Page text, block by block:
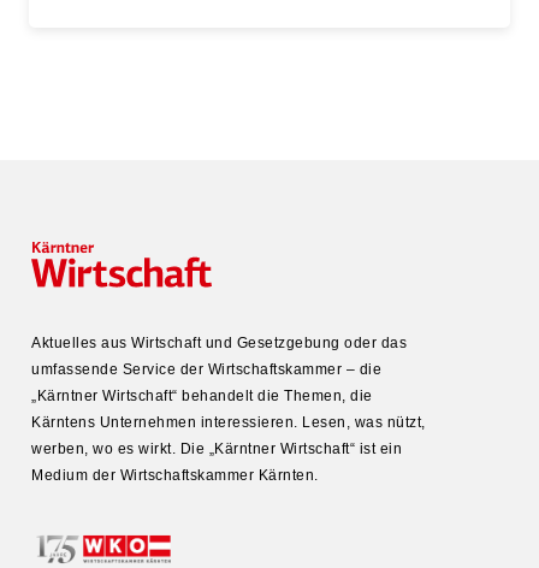
Aktuelles aus Wirtschaft und Gesetz­gebung oder das
umfas­sende Service der Wirtschafts­kammer – die
„Kärntner Wirtschaft“ behandelt die Themen, die
Kärntens Unter­nehmen inter­es­sieren. Lesen, was nützt,
werben, wo es wirkt. Die „Kärntner Wirtschaft“ ist ein
Medium der Wirtschafts­kammer Kärnten.